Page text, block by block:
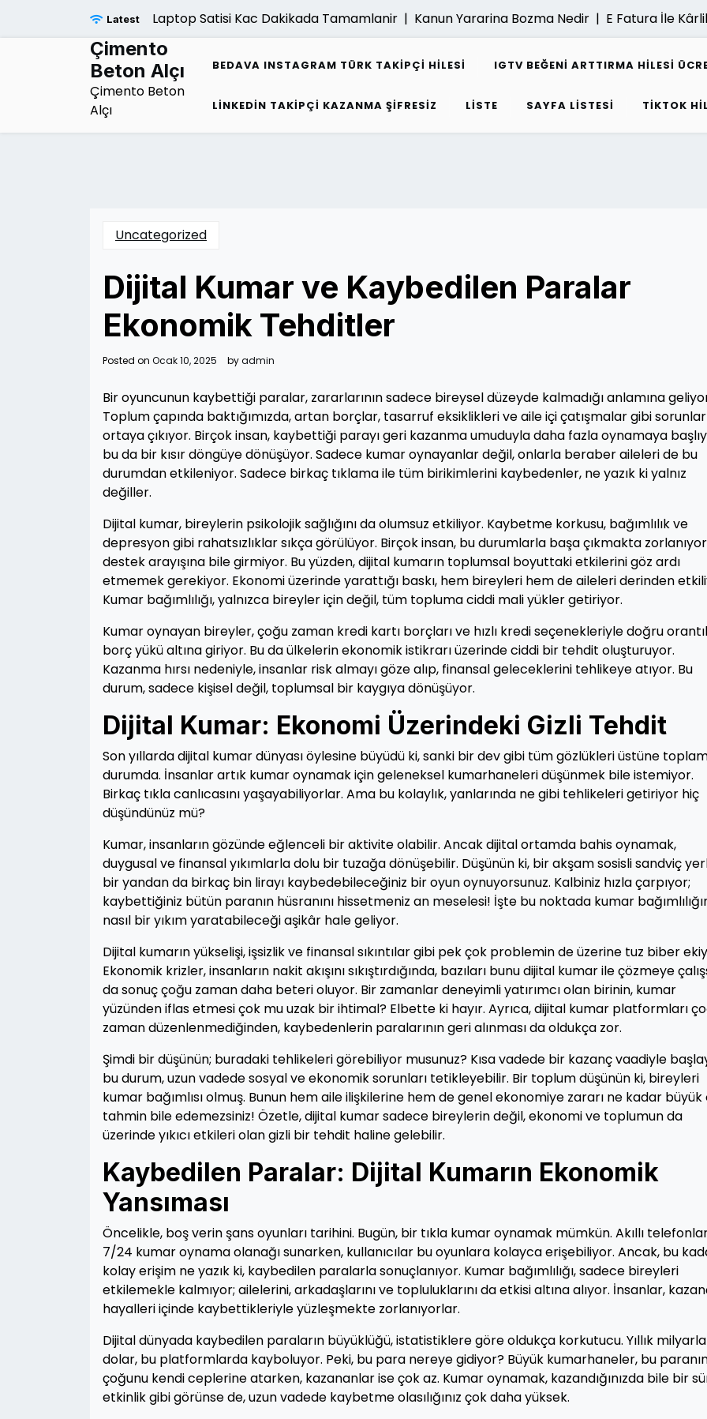
LatestLaptop Satisi Kac Dakikada Tamamlanir |Kanun Yararina Bozma Nedir |E Fatura İle Kârlilik
Çimento
Beton Alçı
Çimento Beton
Alçı
BEDAVA INSTAGRAM TÜRK TAKIPÇI HILESI IGTV BEĞENI ARTTIRMA HILESI
LINKEDIN TAKIPÇI KAZANMA ŞIFRESIZ LISTE SAYFA LISTESI TIKTOK
Uncategorized
Dijital Kumar ve Kaybedilen Paralar
Ekonomik Tehditler
Posted on Ocak 10, 2025 byadmin
Bir oyuncunun kaybettiği paralar, zararlarının sadece bireysel düzeyde kalmadığı anlamına
Toplum çapında baktığımızda, artan borçlar, tasarruf eksiklikleri ve aile içi çatışmalar gibi sorunlar
ortaya çıkıyor. Birçok insan, kaybettiği parayı geri kazanma umuduyla daha fazla oynamaya
bu da bir kısır döngüye dönüşüyor. Sadece kumar oynayanlar değil, onlarla beraber aileleri de bu
durumdan etkileniyor. Sadece birkaç tıklama ile tüm birikimlerini kaybedenler, ne yazık ki yalnız
değiller.
Dijital kumar, bireylerin psikolojik sağlığını da olumsuz etkiliyor. Kaybetme korkusu, bağımlılık ve
depresyon gibi rahatsızlıklar sıkça görülüyor. Birçok insan, bu durumlarla başa çıkmakta
destek arayışına bile girmiyor. Bu yüzden, dijital kumarın toplumsal boyuttaki etkilerini göz ardı
etmemek gerekiyor. Ekonomi üzerinde yarattığı baskı, hem bireyleri hem de aileleri derinden
Kumar bağımlılığı, yalnızca bireyler için değil, tüm topluma ciddi mali yükler getiriyor.
Kumar oynayan bireyler, çoğu zaman kredi kartı borçları ve hızlı kredi seçenekleriyle doğru
borç yükü altına giriyor. Bu da ülkelerin ekonomik istikrarı üzerinde ciddi bir tehdit oluşturuyor.
Kazanma hırsı nedeniyle, insanlar risk almayı göze alıp, finansal geleceklerini tehlikeye atıyor. Bu
durum, sadece kişisel değil, toplumsal bir kaygıya dönüşüyor.
Dijital Kumar: Ekonomi Üzerindeki Gizli Tehdit
Son yıllarda dijital kumar dünyası öylesine büyüdü ki, sanki bir dev gibi tüm gözlükleri üstüne
durumda. İnsanlar artık kumar oynamak için geleneksel kumarhaneleri düşünmek bile istemiyor.
Birkaç tıkla canlıcasını yaşayabiliyorlar. Ama bu kolaylık, yanlarında ne gibi tehlikeleri getiriyor hiç
düşündünüz mü?
Kumar, insanların gözünde eğlenceli bir aktivite olabilir. Ancak dijital ortamda bahis oynamak,
duygusal ve finansal yıkımlarla dolu bir tuzağa dönüşebilir. Düşünün ki, bir akşam sosisli sandviç
bir yandan da birkaç bin lirayı kaybedebileceğiniz bir oyun oynuyorsunuz. Kalbiniz hızla çarpıyor;
kaybettiğiniz bütün paranın hüsranını hissetmeniz an meselesi! İşte bu noktada kumar
nasıl bir yıkım yaratabileceği aşikâr hale geliyor.
Dijital kumarın yükselişi, işsizlik ve finansal sıkıntılar gibi pek çok problemin de üzerine tuz biber
Ekonomik krizler, insanların nakit akışını sıkıştırdığında, bazıları bunu dijital kumar ile çözmeye
da sonuç çoğu zaman daha beteri oluyor. Bir zamanlar deneyimli yatırımcı olan birinin, kumar
yüzünden iflas etmesi çok mu uzak bir ihtimal? Elbette ki hayır. Ayrıca, dijital kumar platformları
zaman düzenlenmediğinden, kaybedenlerin paralarının geri alınması da oldukça zor.
Şimdi bir düşünün; buradaki tehlikeleri görebiliyor musunuz? Kısa vadede bir kazanç vaadiyle
bu durum, uzun vadede sosyal ve ekonomik sorunları tetikleyebilir. Bir toplum düşünün ki, bireyleri
kumar bağımlısı olmuş. Bunun hem aile ilişkilerine hem de genel ekonomiye zararı ne kadar büyük
tahmin bile edemezsiniz! Özetle, dijital kumar sadece bireylerin değil, ekonomi ve toplumun da
üzerinde yıkıcı etkileri olan gizli bir tehdit haline gelebilir.
Kaybedilen Paralar: Dijital Kumarın Ekonomik
Yansıması
Öncelikle, boş verin şans oyunları tarihini. Bugün, bir tıkla kumar oynamak mümkün. Akıllı
7/24 kumar oynama olanağı sunarken, kullanıcılar bu oyunlara kolayca erişebiliyor. Ancak, bu
kolay erişim ne yazık ki, kaybedilen paralarla sonuçlanıyor. Kumar bağımlılığı, sadece bireyleri
etkilemekle kalmıyor; ailelerini, arkadaşlarını ve topluluklarını da etkisi altına alıyor. İnsanlar,
hayalleri içinde kaybettikleriyle yüzleşmekte zorlanıyorlar.
Dijital dünyada kaybedilen paraların büyüklüğü, istatistiklere göre oldukça korkutucu. Yıllık
dolar, bu platformlarda kayboluyor. Peki, bu para nereye gidiyor? Büyük kumarhaneler, bu
çoğunu kendi ceplerine atarken, kazananlar ise çok az. Kumar oynamak, kazandığınızda bile bir
etkinlik gibi görünse de, uzun vadede kaybetme olasılığınız çok daha yüksek.